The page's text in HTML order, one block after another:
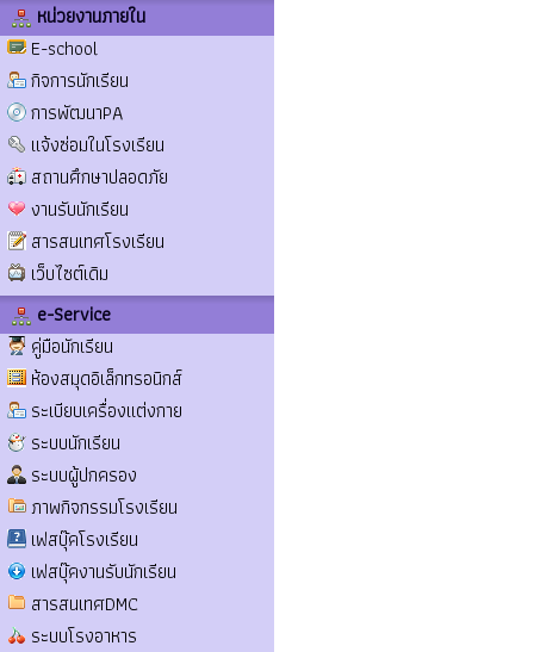
หน่วยงานภายใน
E-school
กิจการนักเรียน
การพัฒนาPA
แจ้งซ่อมในโรงเรียน
สถานศึกษาปลอดภัย
งานรับนักเรียน
สารสนเทศโรงเรียน
เว็บไซต์เดิม
e-Service
คู่มือนักเรียน
ห้องสมุดอิเล็กทรอนิกส์
ระเบียบเครื่องแต่งกาย
ระบบนักเรียน
ระบบผู้ปกครอง
ภาพกิจกรรมโรงเรียน
เฟสบุ๊คโรงเรียน
เฟสบุ๊คงานรับนักเรียน
สารสนเทศDMC
ระบบโรงอาหาร